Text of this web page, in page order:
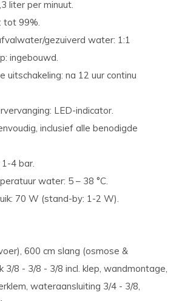
liter per minuut.
tot 99%.
gezuiverd water: 1:1
ingebouwd.
uitschakeling: na 12 uur continu
LED-indicator.
inclusief alle benodigde
4 bar.
water: 5 – 38 °C.
70 W (stand-by: 1-2 W).
600 cm slang (osmose &
8 - 3/8 - 3/8 incl. klep, wandmontage,
wateraansluiting 3/4 - 3/8,